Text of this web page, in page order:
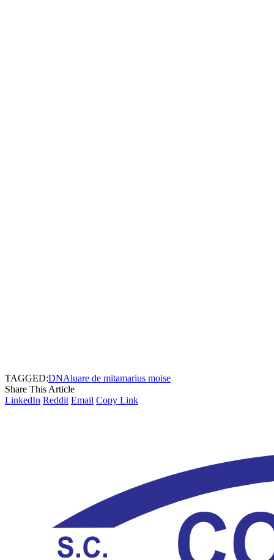
TAGGED:DNAluare de mitamarius moise
Share This Article
LinkedIn Reddit Email Copy Link